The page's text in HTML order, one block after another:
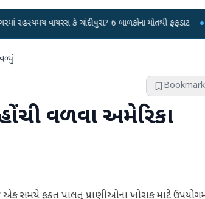
કે ચાંદીપુરા? 6 બાળકોના મોતથી ફફડાટ ● હવામાન વિભાગે
Bookmark
વળવા અમેરિકા
સમયે ફક્ત પાલતુ પ્રાણીઓના ખોરાક માટે